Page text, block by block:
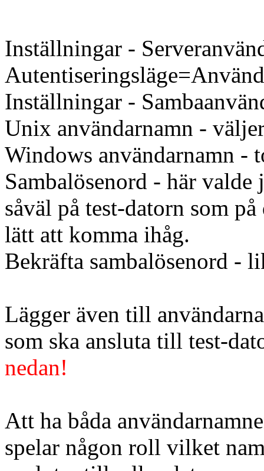
Inställningar -
Inställningar -
Unix användarnamn -
Windows användarnamn -
Sambalösenord - här valde
såväl på test-datorn som
lätt att komma ihåg.
Bekräfta sambalösenord -
Lägger även till
som ska ansluta till test-
nedan!
Att ha båda
spelar någon roll vilket